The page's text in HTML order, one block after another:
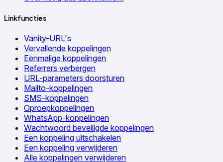
Linkfuncties
Vanity-URL's
Vervallende koppelingen
Eenmalige koppelingen
Referrers verbergen
URL-parameters doorsturen
Mailto-koppelingen
SMS-koppelingen
Oproepkoppelingen
WhatsApp-koppelingen
Wachtwoord beveiligde koppelingen
Een koppeling uitschakelen
Een koppeling verwijderen
Alle koppelingen verwijderen